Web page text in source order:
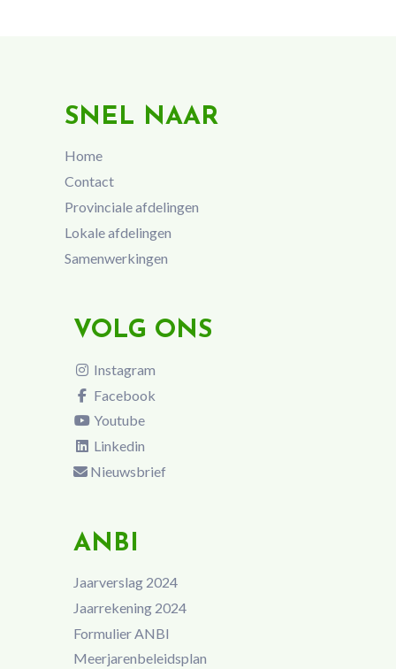
SNEL NAAR
Home
Contact
Provinciale afdelingen
Lokale afdelingen
Samenwerkingen
VOLG ONS
Instagram
Facebook
Youtube
Linkedin
Nieuwsbrief
ANBI
Jaarverslag 2024
Jaarrekening 2024
Formulier ANBI
Meerjarenbeleidsplan